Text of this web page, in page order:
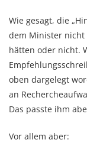
Wie gesagt, die
dem Minister nicht
hätten oder nicht.
oben dargelegt
an
Das passte ihm
Vor allem aber: